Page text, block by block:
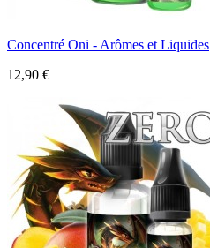
Concentré Oni - Arômes et Liquides
12,90 €